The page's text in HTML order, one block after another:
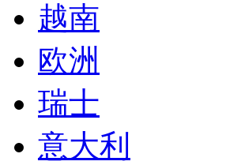
越南
欧洲
瑞士
意大利